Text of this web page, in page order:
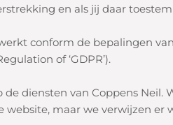
en als jij daar
conform de bepalingen
of ‘GDPR’).
diensten van Coppens
maar we verwijzen